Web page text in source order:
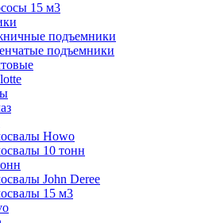
15 м3
подъемники
подъемники
Howo
10 тонн
John Deree
15 м3